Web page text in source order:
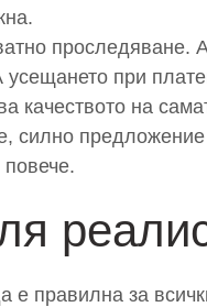
при
качеството на
силно
повече.
правилна за